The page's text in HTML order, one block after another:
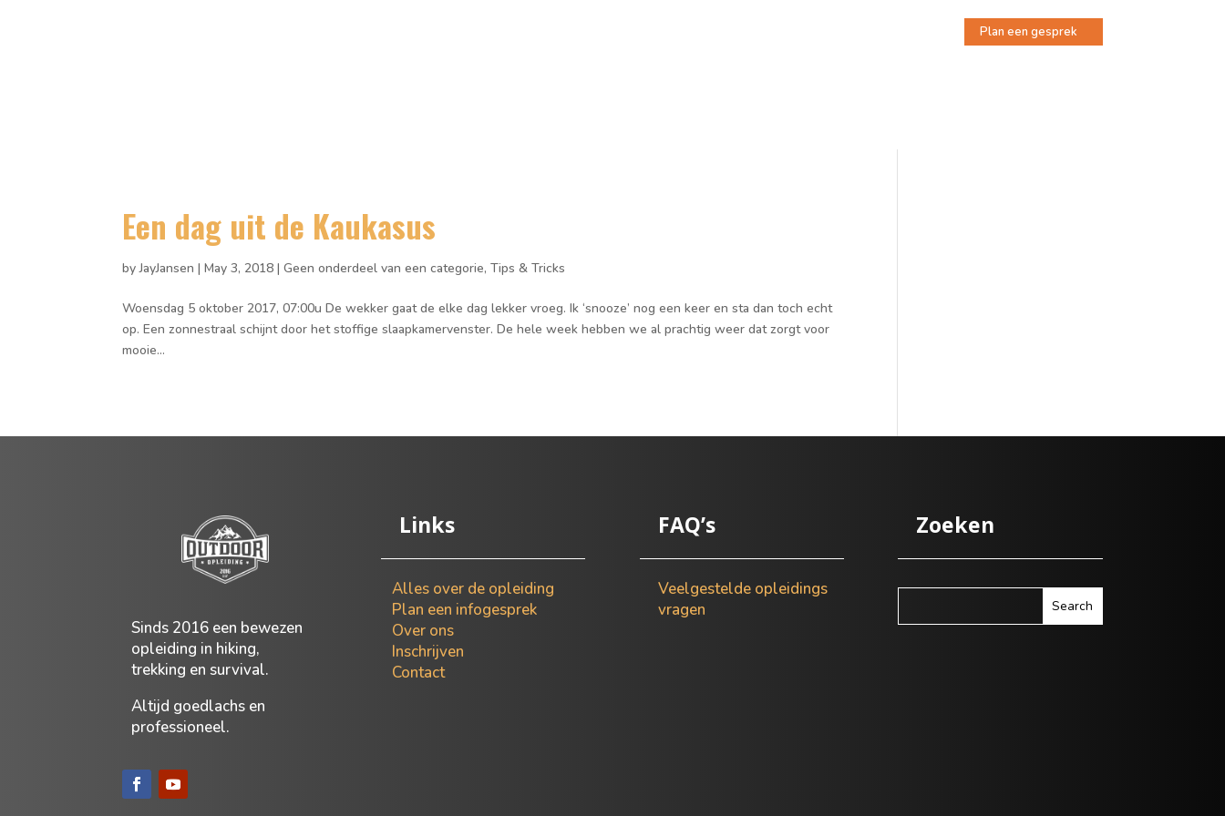
Plan een gesprek
Een dag uit de Kaukasus
byJayJansen |May 3, 2018 |Geen onderdeel van een categorie,Tips & Tricks
Woensdag 5 oktober 2017, 07:00u De wekker gaat de elke dag lekker vroeg. Ik ‘snooze’ nog een keer en sta dan toch echt
op. Een zonnestraal schijnt door het stoffige slaapkamervenster. De hele week hebben we al prachtig weer dat zorgt voor
mooie...
Sinds 2016 een bewezen
opleiding in hiking,
trekking en survival.
Altijd goedlachs en
professioneel.
Links
Alles over de opleiding
Plan een infogesprek
Over ons
Inschrijven
Contact
FAQ’s
Veelgestelde opleidings
vragen
Zoeken